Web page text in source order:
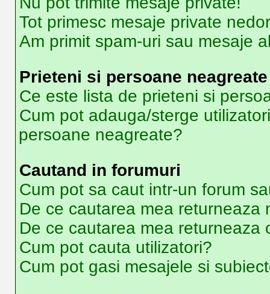
Tot primesc mesaje private
Am primit spam-uri sau mesaje
Prieteni si persoane neagreate
Ce este lista de prieteni si
Cum pot adauga/sterge
persoane neagreate?
Cautand in forumuri
Cum pot sa caut intr-un forum
De ce cautarea mea returneaza
De ce cautarea mea returneaza
Cum pot cauta utilizatori?
Cum pot gasi mesajele si